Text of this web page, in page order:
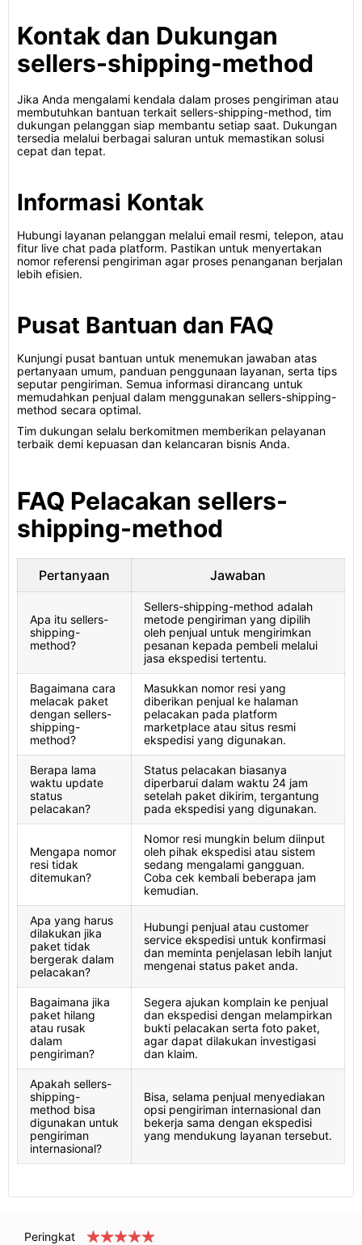
Kontak dan Dukungan
sellers-shipping-method
Jika Anda mengalami kendala dalam proses pengiriman atau
membutuhkan bantuan terkait sellers-shipping-method, tim
dukungan pelanggan siap membantu setiap saat. Dukungan
tersedia melalui berbagai saluran untuk memastikan solusi
cepat dan tepat.
Informasi Kontak
Hubungi layanan pelanggan melalui email resmi, telepon, atau
fitur live chat pada platform. Pastikan untuk menyertakan
nomor referensi pengiriman agar proses penanganan berjalan
lebih efisien.
Pusat Bantuan dan FAQ
Kunjungi pusat bantuan untuk menemukan jawaban atas
pertanyaan umum, panduan penggunaan layanan, serta tips
seputar pengiriman. Semua informasi dirancang untuk
memudahkan penjual dalam menggunakan sellers-shipping-
method secara optimal.
Tim dukungan selalu berkomitmen memberikan pelayanan
terbaik demi kepuasan dan kelancaran bisnis Anda.
FAQ Pelacakan sellers-
shipping-method
Pertanyaan Jawaban
Apa itu sellers-
shipping-
method?
Sellers-shipping-method adalah
metode pengiriman yang dipilih
oleh penjual untuk mengirimkan
pesanan kepada pembeli melalui
jasa ekspedisi tertentu.
Bagaimana cara
melacak paket
dengan sellers-
shipping-
method?
Masukkan nomor resi yang
diberikan penjual ke halaman
pelacakan pada platform
marketplace atau situs resmi
ekspedisi yang digunakan.
Berapa lama
waktu update
status
pelacakan?
Status pelacakan biasanya
diperbarui dalam waktu 24 jam
setelah paket dikirim, tergantung
pada ekspedisi yang digunakan.
Mengapa nomor
resi tidak
ditemukan?
Nomor resi mungkin belum diinput
oleh pihak ekspedisi atau sistem
sedang mengalami gangguan.
Coba cek kembali beberapa jam
kemudian.
Apa yang harus
dilakukan jika
paket tidak
bergerak dalam
pelacakan?
Hubungi penjual atau customer
service ekspedisi untuk konfirmasi
dan meminta penjelasan lebih lanjut
mengenai status paket anda.
Bagaimana jika
paket hilang
atau rusak
dalam
pengiriman?
Segera ajukan komplain ke penjual
dan ekspedisi dengan melampirkan
bukti pelacakan serta foto paket,
agar dapat dilakukan investigasi
dan klaim.
Apakah sellers-
shipping-
method bisa
digunakan untuk
pengiriman
internasional?
Bisa, selama penjual menyediakan
opsi pengiriman internasional dan
bekerja sama dengan ekspedisi
yang mendukung layanan tersebut.
Peringkat